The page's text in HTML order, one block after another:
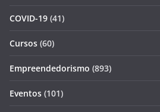
COVID-19 (41)
Cursos (60)
Empreendedorismo (893)
Eventos (101)